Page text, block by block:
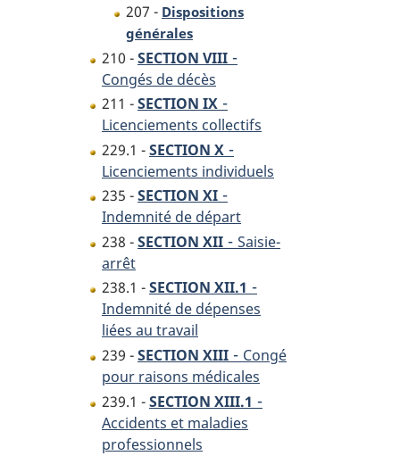
207 - Dispositions
générales
210 -SECTION VIII -
Congés de décès
211 -SECTION IX -
Licenciements collectifs
229.1 -SECTION X -
Licenciements individuels
235 -SECTION XI -
Indemnité de départ
238 -SECTION XII - Saisie-
arrêt
238.1 -SECTION XII.1 -
Indemnité de dépenses
liées au travail
239 -SECTION XIII - Congé
pour raisons médicales
239.1 -SECTION XIII.1 -
Accidents et maladies
professionnels